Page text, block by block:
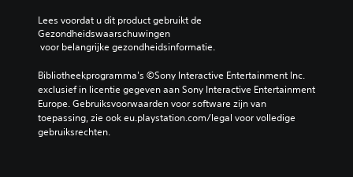
Lees voordat u dit product gebruikt de
Gezondheidswaarschuwingen
voor belangrijke gezondheidsinformatie.
Bibliotheekprogramma's ©Sony Interactive Entertainment Inc.
exclusief in licentie gegeven aan Sony Interactive Entertainment
Europe. Gebruiksvoorwaarden voor software zijn van
toepassing, zie ook eu.playstation.com/legal voor volledige
gebruiksrechten.